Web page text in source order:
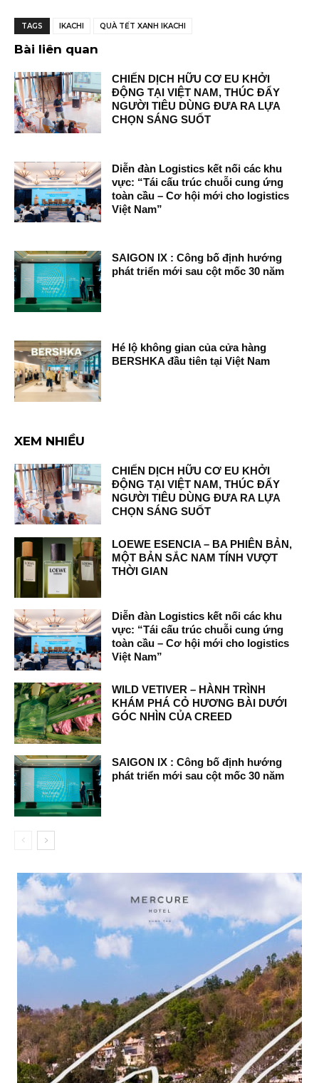
TAGS IKACHI QUÀ TẾT XANH IKACHI
Bài liên quan
CHIẾN DỊCH HỮU CƠ EU KHỞI
ĐỘNG TẠI VIỆT NAM, THÚC ĐẨY
NGƯỜI TIÊU DÙNG ĐƯA RA LỰA
CHỌN SÁNG SUỐT
Diễn đàn Logistics kết nối các khu
vực: “Tái cấu trúc chuỗi cung ứng
toàn cầu – Cơ hội mới cho logistics
Việt Nam”
SAIGON IX : Công bố định hướng
phát triển mới sau cột mốc 30 năm
Hé lộ không gian của cửa hàng
BERSHKA đầu tiên tại Việt Nam
XEM NHIỀU
CHIẾN DỊCH HỮU CƠ EU KHỞI
ĐỘNG TẠI VIỆT NAM, THÚC ĐẨY
NGƯỜI TIÊU DÙNG ĐƯA RA LỰA
CHỌN SÁNG SUỐT
LOEWE ESENCIA – BA PHIÊN BẢN,
MỘT BẢN SẮC NAM TÍNH VƯỢT
THỜI GIAN
Diễn đàn Logistics kết nối các khu
vực: “Tái cấu trúc chuỗi cung ứng
toàn cầu – Cơ hội mới cho logistics
Việt Nam”
WILD VETIVER – HÀNH TRÌNH
KHÁM PHÁ CỎ HƯƠNG BÀI DƯỚI
GÓC NHÌN CỦA CREED
SAIGON IX : Công bố định hướng
phát triển mới sau cột mốc 30 năm